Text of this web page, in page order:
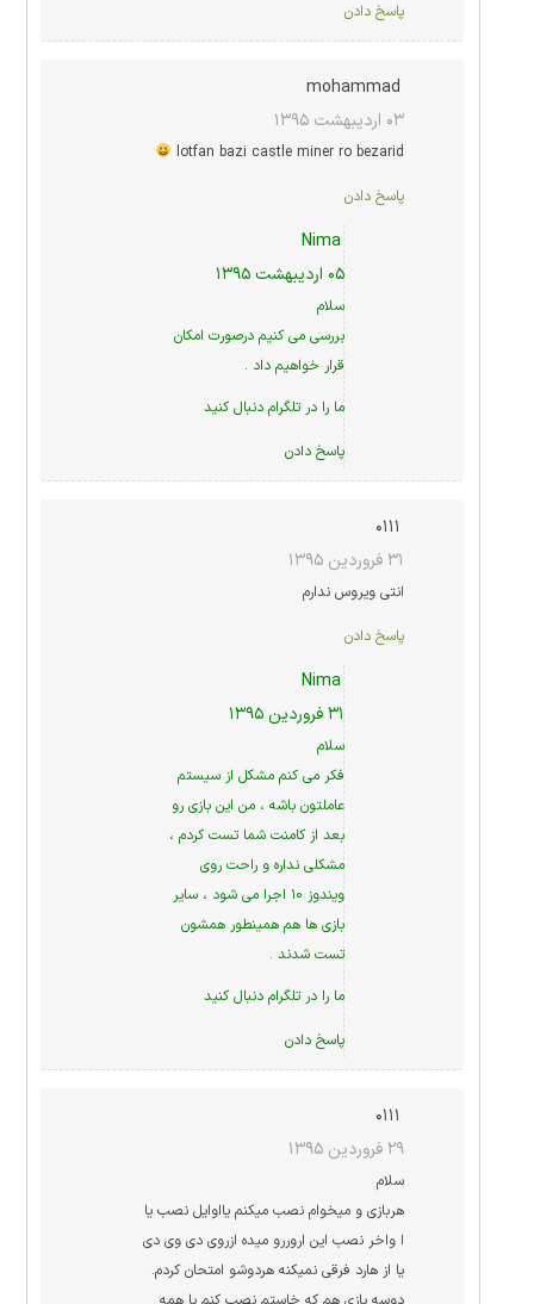
پاسخ دادن
mohammad
۰۳ اردیبهشت ۱۳۹۵
lotfan bazi castle miner ro bezarid
پاسخ دادن
Nima
۰۵ اردیبهشت ۱۳۹۵
سلام
بررسی می کنیم درصورت امکان
قرار خواهیم داد .
ما را درتلگرام دنبال کنید
پاسخ دادن
۰۱۱۱
۳۱ فروردین ۱۳۹۵
انتی ویروس ندارم
پاسخ دادن
Nima
۳۱ فروردین ۱۳۹۵
سلام
فکر می کنم مشکل از سیستم
عاملتون باشه ، من این بازی رو
بعد از کامنت شما تست کردم ،
مشکلی نداره و راحت روی
ویندوز ۱۰ اجرا می شود ، سایر
بازی ها هم همینطور همشون
تست شدند .
ما را درتلگرام دنبال کنید
پاسخ دادن
۰۱۱۱
۲۹ فروردین ۱۳۹۵
سلام
هربازی و میخوام نصب میکنم یااوایل نصب یا
ا واخر نصب این اروررو میده ازروی دی وی دی
یا از هارد فرقی نمیکنه هردوشو امتحان کردم.